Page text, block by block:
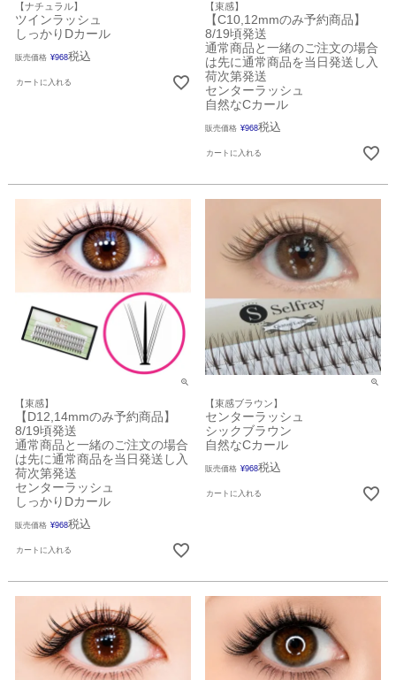
【ナチュラル】
ツインラッシュ
しっかりDカール
販売価格 ¥968税込
カートに入れる
【束感】
【C10,12mmのみ予約商品】
8/19頃発送
通常商品と一緒のご注文の場合
は先に通常商品を当日発送し入
荷次第発送
センターラッシュ
自然なCカール
販売価格 ¥968税込
カートに入れる
【束感】
【D12,14mmのみ予約商品】
8/19頃発送
通常商品と一緒のご注文の場合
は先に通常商品を当日発送し入
荷次第発送
センターラッシュ
しっかりDカール
販売価格 ¥968税込
カートに入れる
【束感ブラウン】
センターラッシュ
シックブラウン
自然なCカール
販売価格 ¥968税込
カートに入れる